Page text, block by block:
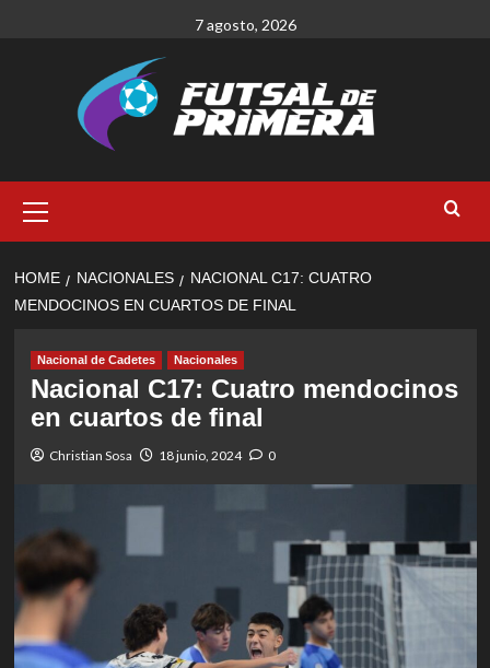
7 agosto, 2026
Menu
HOME NACIONALES
NACIONAL C17: CUATRO
MENDOCINOS EN CUARTOS DE FINAL
Nacional de Cadetes Nacionales
Nacional C17: Cuatro mendocinos
en cuartos de final
Christian Sosa 18 junio, 2024 0